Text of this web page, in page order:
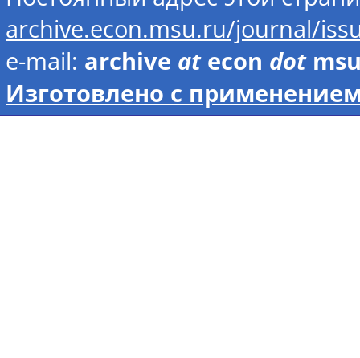
archive.econ.msu.ru/journal/
e-mail: archive atecon dot
Изготовлено с